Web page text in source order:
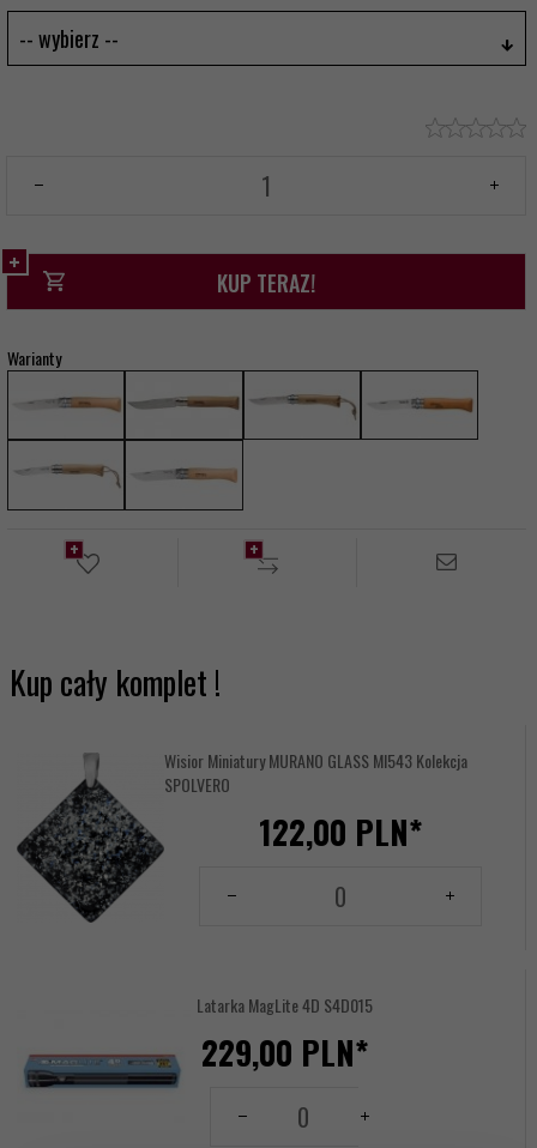
-- wybierz --
KUP TERAZ!
Warianty
Kup cały komplet !
Wisior Miniatury MURANO GLASS MI543 Kolekcja
SPOLVERO
122,00 PLN*
Latarka MagLite 4D S4D015
229,00 PLN*